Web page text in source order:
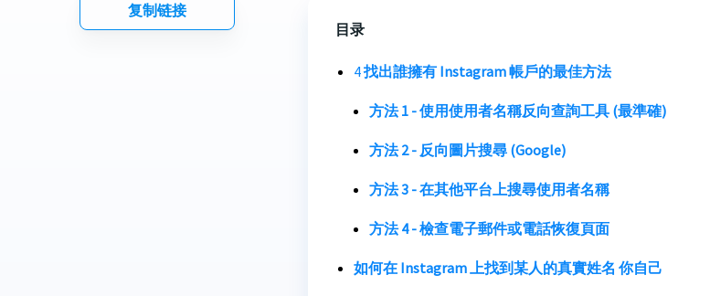
复制链接
目录
4找出誰擁有 Instagram 帳戶的最佳方法
方法 1 - 使用使用者名稱反向查詢工具 (最準確)
方法 2 - 反向圖片搜尋 (Google)
方法 3 - 在其他平台上搜尋使用者名稱
方法 4 - 檢查電子郵件或電話恢復頁面
如何在 Instagram 上找到某人的真實姓名 你自己